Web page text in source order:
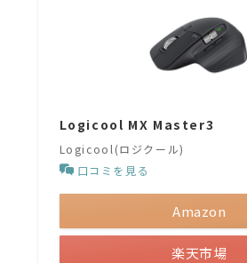
Logicool MX Master3
Logicool(ロジクール)
口コミを見る
Amazon
楽天市場